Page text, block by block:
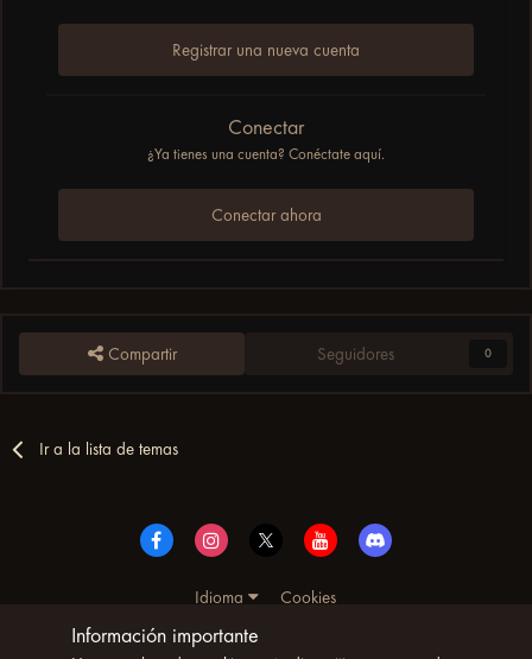
Registrar una nueva cuenta
Conectar
¿Ya tienes una cuenta? Conéctate aquí.
Conectar ahora
Compartir Seguidores 0
Ir a la lista de temas
Idioma
Cookies
© Copyright UltimoWoW™ 2025. Todos los derechos
Información importante